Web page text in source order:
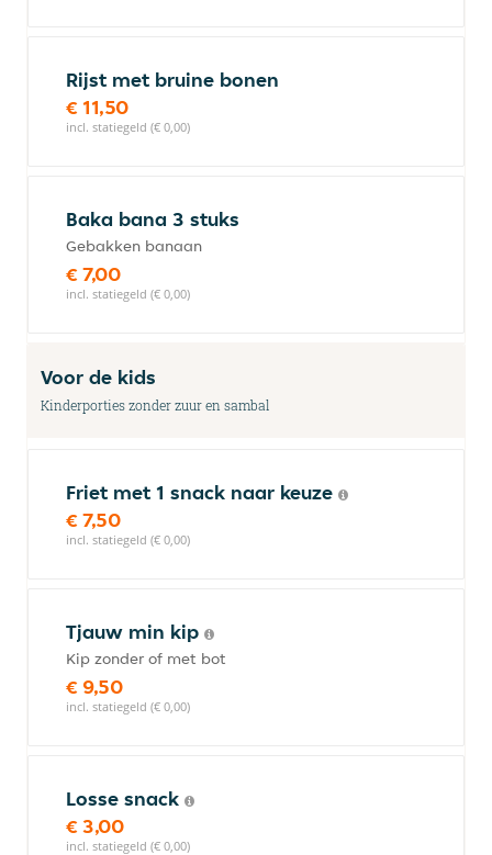
Rijst met bruine bonen
€ 11,50
incl. statiegeld (€ 0,00)
Baka bana 3 stuks
Gebakken banaan
€ 7,00
incl. statiegeld (€ 0,00)
Voor de kids
Kinderporties zonder zuur en sambal
Friet met 1 snack naar keuze
€ 7,50
incl. statiegeld (€ 0,00)
Tjauw min kip
Kip zonder of met bot
€ 9,50
incl. statiegeld (€ 0,00)
Losse snack
€ 3,00
incl. statiegeld (€ 0,00)